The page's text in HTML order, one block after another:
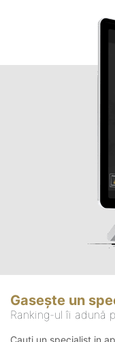
Gasește un
Ranking-ul îi adună
Cauți un specialist in